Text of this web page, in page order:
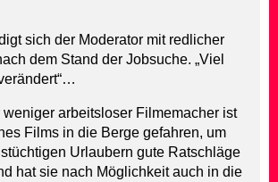
sich der Moderator mit redlicher
dem Stand der Jobsuche. „Viel
weniger arbeitsloser Filmemacher ist
Films in die Berge gefahren, um
Urlaubern gute Ratschläge
hat sie nach Möglichkeit auch in die